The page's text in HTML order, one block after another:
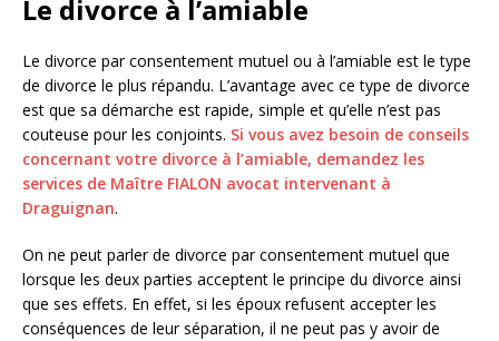
Le divorce à l’amiable
Le divorce par consentement mutuel ou à l’amiable est le type
de divorce le plus répandu. L’avantage avec ce type de divorce
est que sa démarche est rapide, simple et qu’elle n’est pas
couteuse pour les conjoints. Si vous avez besoin de conseils
concernant votre divorce à l’amiable, demandez les
services de Maître FIALON avocat intervenant à
Draguignan.
On ne peut parler de divorce par consentement mutuel que
lorsque les deux parties acceptent le principe du divorce ainsi
que ses effets. En effet, si les époux refusent accepter les
conséquences de leur séparation, il ne peut pas y avoir de